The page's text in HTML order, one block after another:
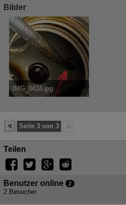
Bilder
IMG_0418.jpg
473,86 kB, 1.576×2.100, 2.812 mal angesehen
Seite 3 von 3
Teilen
Benutzer online 2
2 Besucher